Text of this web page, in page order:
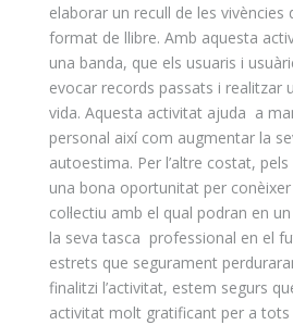
elaborar un recull de les vivències
format de llibre. Amb aquesta
una banda, que els usuaris i
evocar records passats i realitzar
vida. Aquesta activitat ajuda a
personal així com augmentar la
autoestima. Per l’altre costat,
una bona oportunitat per
col·lectiu amb el qual podran en
la seva tasca professional en el
estrets que segurament
finalitzi l’activitat, estem segurs
activitat molt gratificant per a